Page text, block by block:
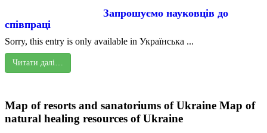
Запрошуємо науковців до
співпраці
Sorry, this entry is only available in Українська ...
Читати далі…
Map of resorts and sanatoriums of Ukraine Map of
natural healing resources of Ukraine